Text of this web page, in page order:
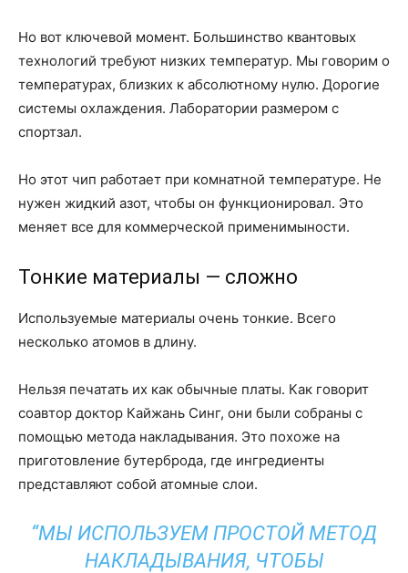
Но вот ключевой момент. Большинство квантовых
технологий требуют низких температур. Мы говорим о
температурах, близких к абсолютному нулю. Дорогие
системы охлаждения. Лаборатории размером с
спортзал.
Но этот чип работает при комнатной температуре. Не
нужен жидкий азот, чтобы он функционировал. Это
меняет все для коммерческой применимыности.
Тонкие материалы — сложно
Используемые материалы очень тонкие. Всего
несколько атомов в длину.
Нельзя печатать их как обычные платы. Как говорит
соавтор доктор Кайжань Синг, они были собраны с
помощью метода накладывания. Это похоже на
приготовление бутерброда, где ингредиенты
представляют собой атомные слои.
“МЫ ИСПОЛЬЗУЕМ ПРОСТОЙ МЕТОД
НАКЛАДЫВАНИЯ, ЧТОБЫ